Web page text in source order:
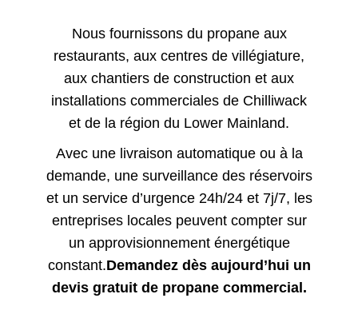
Nous fournissons du propane aux
restaurants, aux centres de villégiature,
aux chantiers de construction et aux
installations commerciales de Chilliwack
et de la région du Lower Mainland.
Avec une livraison automatique ou à la
demande, une surveillance des réservoirs
et un service d’urgence 24h/24 et 7j/7, les
entreprises locales peuvent compter sur
un approvisionnement énergétique
constant.Demandez dès aujourd’hui un
devis gratuit de propane commercial.